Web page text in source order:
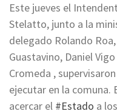
Este jueves el
Stelatto, junto a la
delegado Rolando
Guastavino, Daniel
Cromeda ,
ejecutar en la
acercar el #Estado a